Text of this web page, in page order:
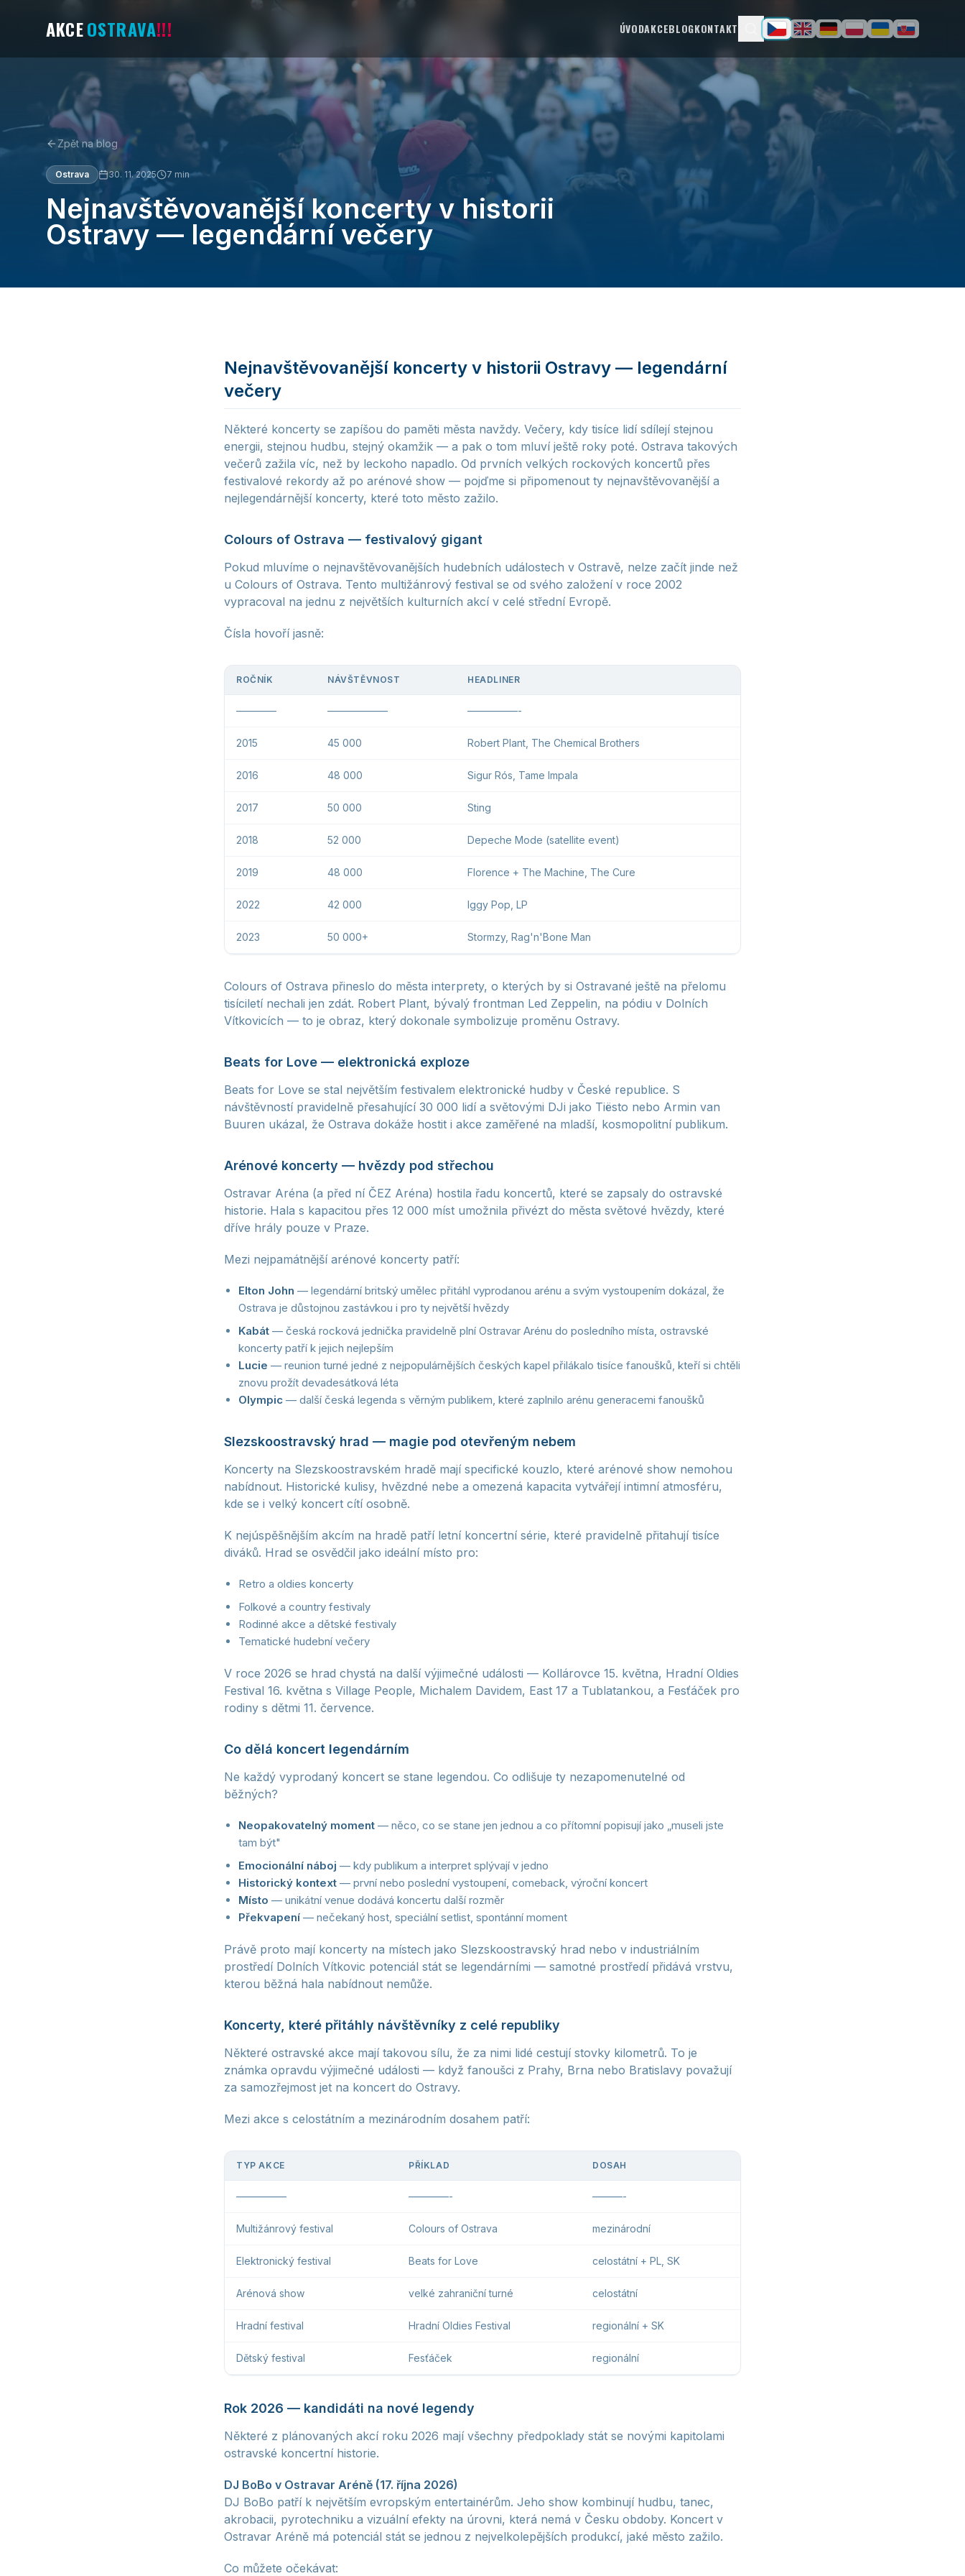
AKCEOSTRAVA!!! ÚVODAKCEBLOGKONTAKT
Zpět na blog
Ostrava 30. 11. 2025 7 min
Nejnavštěvovanější koncerty v historii
Ostravy — legendární večery
Nejnavštěvovanější koncerty v historii Ostravy — legendární
večery
Některé koncerty se zapíšou do paměti města navždy. Večery, kdy tisíce lidí sdílejí stejnou
energii, stejnou hudbu, stejný okamžik — a pak o tom mluví ještě roky poté. Ostrava takových
večerů zažila víc, než by leckoho napadlo. Od prvních velkých rockových koncertů přes
festivalové rekordy až po arénové show — pojďme si připomenout ty nejnavštěvovanější a
nejlegendárnější koncerty, které toto město zažilo.
Colours of Ostrava — festivalový gigant
Pokud mluvíme o nejnavštěvovanějších hudebních událostech v Ostravě, nelze začít jinde než
u Colours of Ostrava. Tento multižánrový festival se od svého založení v roce 2002
vypracoval na jednu z největších kulturních akcí v celé střední Evropě.
Čísla hovoří jasně:
ROČNÍK NÁVŠTĚVNOST HEADLINER
———— —————— —————-
2015 45 000 Robert Plant, The Chemical Brothers
2016 48 000 Sigur Rós, Tame Impala
2017 50 000 Sting
2018 52 000 Depeche Mode (satellite event)
2019 48 000 Florence + The Machine, The Cure
2022 42 000 Iggy Pop, LP
2023 50 000+ Stormzy, Rag'n'Bone Man
Colours of Ostrava přineslo do města interprety, o kterých by si Ostravané ještě na přelomu
tisíciletí nechali jen zdát. Robert Plant, bývalý frontman Led Zeppelin, na pódiu v Dolních
Vítkovicích — to je obraz, který dokonale symbolizuje proměnu Ostravy.
Beats for Love — elektronická exploze
Beats for Love se stal největším festivalem elektronické hudby v České republice. S
návštěvností pravidelně přesahující 30 000 lidí a světovými DJi jako Tiësto nebo Armin van
Buuren ukázal, že Ostrava dokáže hostit i akce zaměřené na mladší, kosmopolitní publikum.
Arénové koncerty — hvězdy pod střechou
Ostravar Aréna (a před ní ČEZ Aréna) hostila řadu koncertů, které se zapsaly do ostravské
historie. Hala s kapacitou přes 12 000 míst umožnila přivézt do města světové hvězdy, které
dříve hrály pouze v Praze.
Mezi nejpamátnější arénové koncerty patří:
Elton John — legendární britský umělec přitáhl vyprodanou arénu a svým vystoupením dokázal, že
Ostrava je důstojnou zastávkou i pro ty největší hvězdy
Kabát — česká rocková jednička pravidelně plní Ostravar Arénu do posledního místa, ostravské
koncerty patří k jejich nejlepším
Lucie — reunion turné jedné z nejpopulárnějších českých kapel přilákalo tisíce fanoušků, kteří si chtěli
znovu prožít devadesátková léta
Olympic — další česká legenda s věrným publikem, které zaplnilo arénu generacemi fanoušků
Slezskoostravský hrad — magie pod otevřeným nebem
Koncerty na Slezskoostravském hradě mají specifické kouzlo, které arénové show nemohou
nabídnout. Historické kulisy, hvězdné nebe a omezená kapacita vytvářejí intimní atmosféru,
kde se i velký koncert cítí osobně.
K nejúspěšnějším akcím na hradě patří letní koncertní série, které pravidelně přitahují tisíce
diváků. Hrad se osvědčil jako ideální místo pro:
Retro a oldies koncerty
Folkové a country festivaly
Rodinné akce a dětské festivaly
Tematické hudební večery
V roce 2026 se hrad chystá na další výjimečné události — Kollárovce 15. května, Hradní Oldies
Festival 16. května s Village People, Michalem Davidem, East 17 a Tublatankou, a Fesťáček pro
rodiny s dětmi 11. července.
Co dělá koncert legendárním
Ne každý vyprodaný koncert se stane legendou. Co odlišuje ty nezapomenutelné od
běžných?
Neopakovatelný moment — něco, co se stane jen jednou a co přítomní popisují jako „museli jste
tam být"
Emocionální náboj — kdy publikum a interpret splývají v jedno
Historický kontext — první nebo poslední vystoupení, comeback, výroční koncert
Místo — unikátní venue dodává koncertu další rozměr
Překvapení — nečekaný host, speciální setlist, spontánní moment
Právě proto mají koncerty na místech jako Slezskoostravský hrad nebo v industriálním
prostředí Dolních Vítkovic potenciál stát se legendárními — samotné prostředí přidává vrstvu,
kterou běžná hala nabídnout nemůže.
Koncerty, které přitáhly návštěvníky z celé republiky
Některé ostravské akce mají takovou sílu, že za nimi lidé cestují stovky kilometrů. To je
známka opravdu výjimečné události — když fanoušci z Prahy, Brna nebo Bratislavy považují
za samozřejmost jet na koncert do Ostravy.
Mezi akce s celostátním a mezinárodním dosahem patří:
TYP AKCE PŘÍKLAD DOSAH
————— ————- ———-
Multižánrový festival Colours of Ostrava mezinárodní
Elektronický festival Beats for Love celostátní + PL, SK
Arénová show velké zahraniční turné celostátní
Hradní festival Hradní Oldies Festival regionální + SK
Dětský festival Fesťáček regionální
Rok 2026 — kandidáti na nové legendy
Některé z plánovaných akcí roku 2026 mají všechny předpoklady stát se novými kapitolami
ostravské koncertní historie.
DJ BoBo v Ostravar Aréně (17. října 2026)
DJ BoBo patří k největším evropským entertainérům. Jeho show kombinují hudbu, tanec,
akrobacii, pyrotechniku a vizuální efekty na úrovni, která nemá v Česku obdoby. Koncert v
Ostravar Aréně má potenciál stát se jednou z nejvelkolepějších produkcí, jaké město zažilo.
Co můžete očekávat: